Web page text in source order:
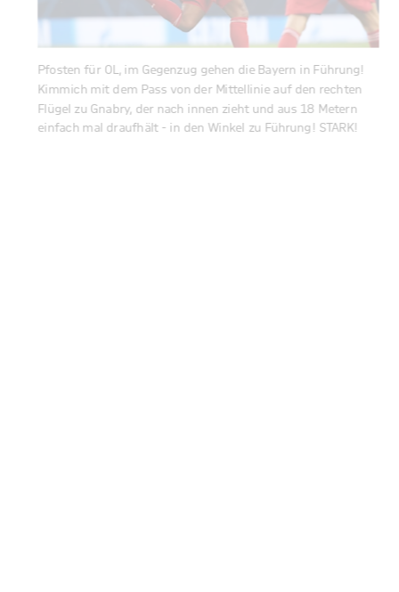
Kimmich mit dem Pass von der Mittellinie auf den rechten
Flügel zu Gnabry, der nach innen zieht und aus 18 Metern
einfach mal draufhält - in den Winkel zu Führung! STARK!